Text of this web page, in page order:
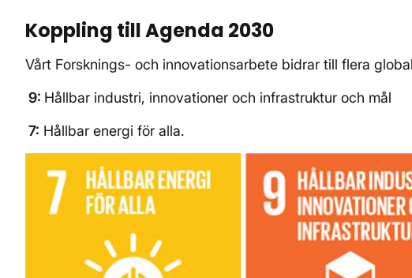
Koppling till Agenda 2030
Vårt Forsknings- och innovationsarbete bidrar till flera
9: Hållbar industri, innovationer och infrastruktur och mål
7: Hållbar energi för alla.